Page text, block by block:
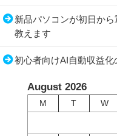
新品パソコンが初日か
教えます
初心者向けAI自動収益
August 2026
M T W